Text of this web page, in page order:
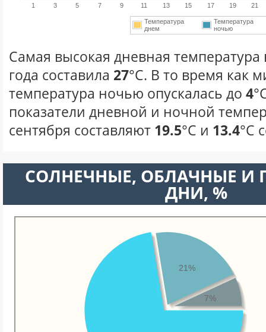
1 3 5 7 9 11 13 15 17 19 21
Температура
днем
Температура
ночью
Самая высокая дневная температура
года составила 27°С. В то время как
температура ночью опускалась до 4
показатели дневной и ночной
сентября составляют 19.5°С и 13.4°С
CОЛНЕЧНЫЕ, ОБЛАЧНЫЕ И
ДНИ, %
21%
7%